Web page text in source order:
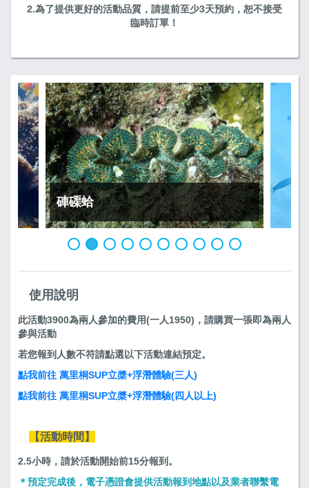
2.為了提供更好的活動品質，請提前至少3天預約，恕不接受
臨時訂單！
硨磲蛤
使用說明
此活動3900為兩人參加的費用(一人1950)，請購買一張即為兩人
參與活動
若您報到人數不符請點選以下活動連結預定。
點我前往 萬里桐SUP立槳+浮潛體驗(三人)
點我前往 萬里桐SUP立槳+浮潛體驗(四人以上)
【活動時間】
2.5小時，請於活動開始前15分報到。
＊預定完成後，電子憑證會提供活動報到地點以及業者聯繫電